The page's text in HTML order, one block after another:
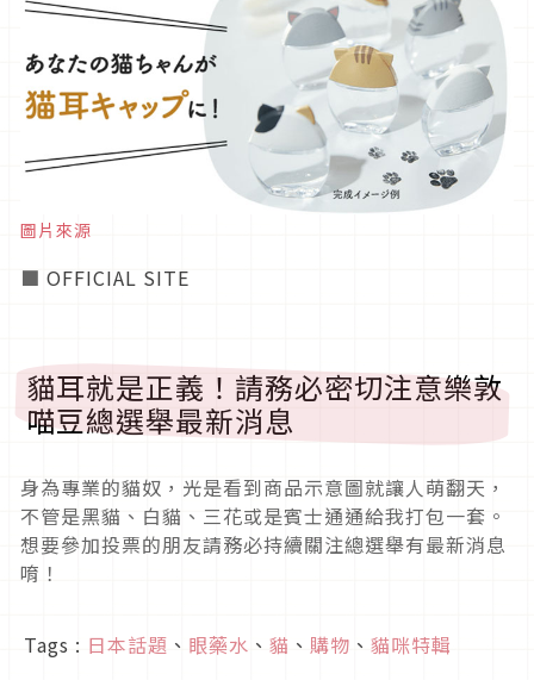
圖片來源
■ OFFICIAL SITE
貓耳就是正義！請務必密切注意樂敦
喵豆總選舉最新消息
身為專業的貓奴，光是看到商品示意圖就讓人萌翻天，
不管是黑貓、白貓、三花或是賓士通通給我打包一套。
想要參加投票的朋友請務必持續關注總選舉有最新消息
唷！
Tags : 日本話題 、 眼藥水 、 貓 、 購物 、 貓咪特輯